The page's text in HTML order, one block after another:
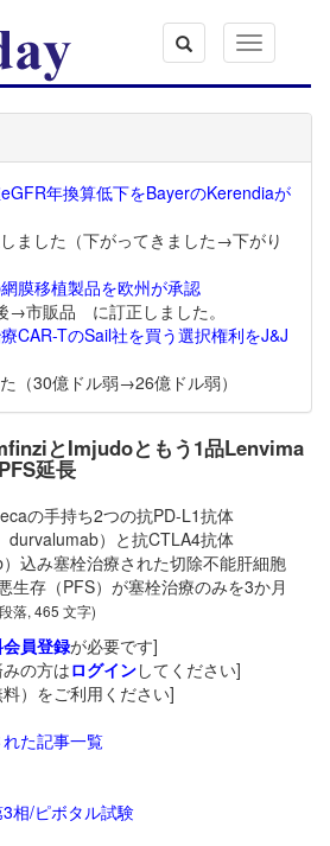
Toggle
navigation
年換算低下をBayerのKerendiaが
ました（下がってきました→下がり
膜移植製品を欧州が承認
→市販品 に訂正しました。
CAR-TのSail社を買う選択権利をJ&J
（30億ドル弱→26億ドル弱）
とImjudoともう1品Lenvima
延長
の手持ち2つの抗PD-L1抗体
durvalumab）と抗CTLA4抗体
込み塞栓治療された切除不能肝細胞
生存（PFS）が塞栓治療のみを3か月
落, 465 文字)
員登録が必要です]
の方はログインしてください]
料）をご利用ください]
た記事一覧
相/ピボタル試験